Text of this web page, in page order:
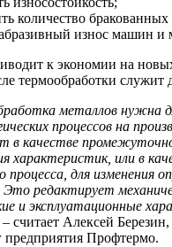
количество бракованных
износ машин и
к экономии на
термообработки служит
металлов нужна
процессов на
в качестве
характеристик, или в
процесса, для изменения
Это редактирует
и эксплуатационные
– считает Алексей
предприятия Профтермо.